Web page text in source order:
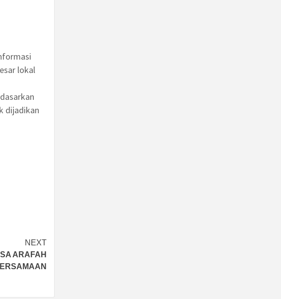
lokal
dijadikan
NEXT
ARAFAH